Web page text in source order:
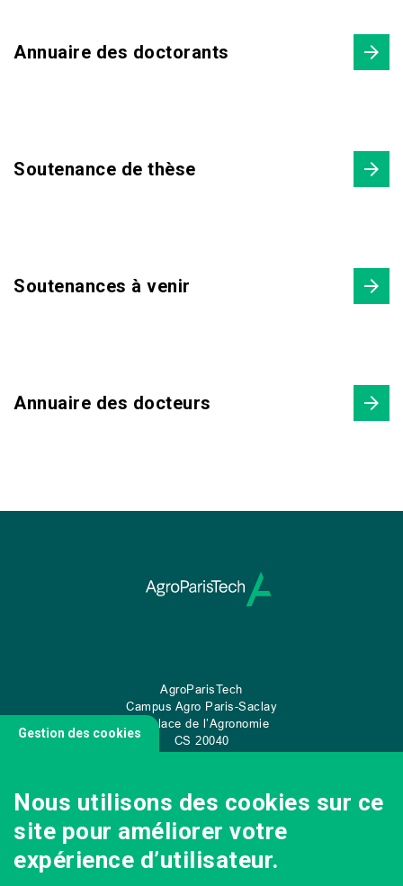
Annuaire des doctorants
Soutenance de thèse
Soutenances à venir
Annuaire des docteurs
AgroParisTech
Campus Agro Paris-Saclay
22 place de l’Agronomie
CS 20040
NOUS CONTACTER
Gestion des cookies
Nous utilisons des cookies sur ce
site pour améliorer votre
expérience d’utilisateur.